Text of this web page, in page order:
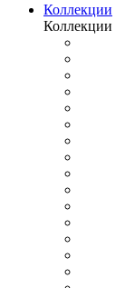
Коллекции
Коллекции